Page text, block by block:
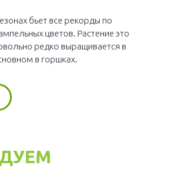
бьет все рекорды по
цветов. Растение это
редко выращивается в
в горшках.